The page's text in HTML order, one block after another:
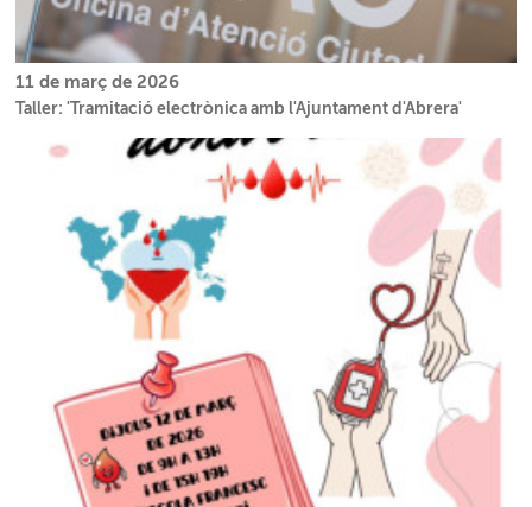
11 de març de 2026
Taller: 'Tramitació electrònica amb l'Ajuntament d'Abrera'